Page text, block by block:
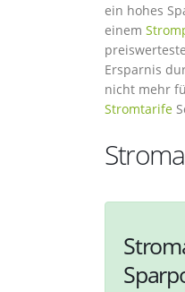
ein hohes
einem
Ersparnis
nicht mehr
Stromtarife